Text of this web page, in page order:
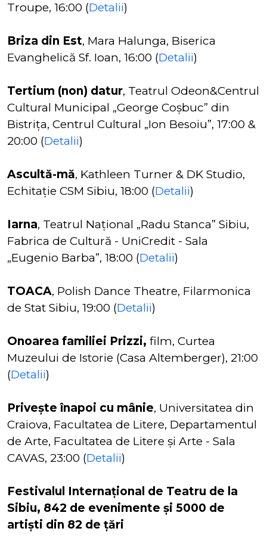
Troupe, 16:00 (Detalii)
Briza din Est, Mara Halunga, Biserica
Evanghelică Sf. Ioan, 16:00 (Detalii)
Tertium (non) datur, Teatrul Odeon&Centrul
Cultural Municipal „George Coșbuc” din
Bistrița, Centrul Cultural „Ion Besoiu”, 17:00 &
20:00 (Detalii)
Ascultă-mă, Kathleen Turner & DK Studio,
Echitație CSM Sibiu, 18:00 (Detalii)
Iarna, Teatrul Național „Radu Stanca” Sibiu,
Fabrica de Cultură - UniCredit - Sala
„Eugenio Barba”, 18:00 (Detalii)
TOACA, Polish Dance Theatre, Filarmonica
de Stat Sibiu, 19:00 (Detalii)
Onoarea familiei Prizzi, film, Curtea
Muzeului de Istorie (Casa Altemberger), 21:00
(Detalii)
Privește înapoi cu mânie, Universitatea din
Craiova, Facultatea de Litere, Departamentul
de Arte, Facultatea de Litere și Arte - Sala
CAVAS, 23:00 (Detalii)
Festivalul Internațional de Teatru de la
Sibiu, 842 de evenimente și 5000 de
artiști din 82 de țări